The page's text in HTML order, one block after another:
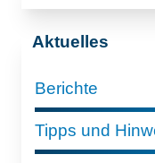
Aktuelles
Berichte
Tipps und